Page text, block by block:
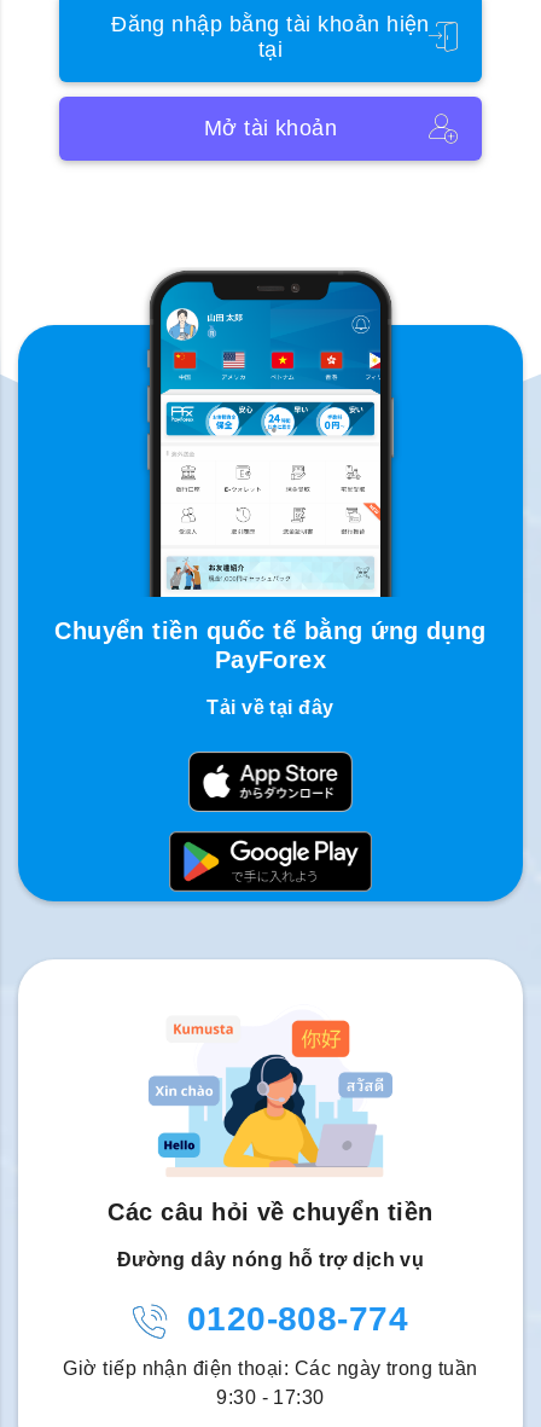
Đăng nhập bằng tài khoản hiện
tại
Mở tài khoản
Chuyển tiền quốc tế bằng ứng dụng
PayForex
Tải về tại đây
Các câu hỏi về chuyển tiền
Đường dây nóng hỗ trợ dịch vụ
0120-808-774
Giờ tiếp nhận điện thoại: Các ngày trong tuần
9:30 - 17:30